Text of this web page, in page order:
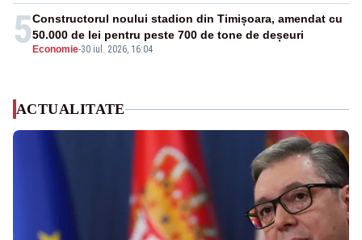
5 Economie-30 iul. 2026, 16:04
Constructorul noului stadion din Timișoara, amendat cu
50.000 de lei pentru peste 700 de tone de deșeuri
ACTUALITATE